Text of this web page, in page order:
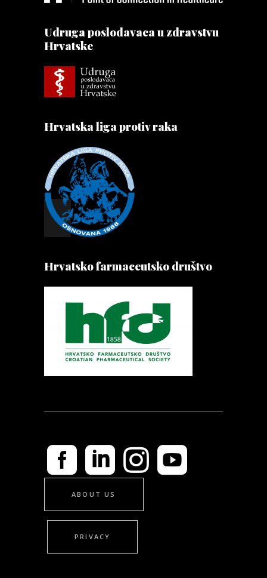
Udruga poslodavaca u zdravstvu
Hrvatske
Hrvatska liga protiv raka
Hrvatsko farmaceutsko društvo
ABOUT US
PRIVACY